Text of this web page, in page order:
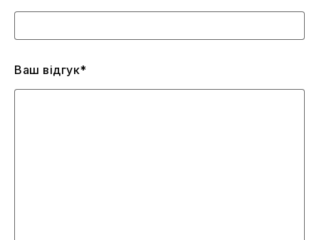
Ваш відгук*